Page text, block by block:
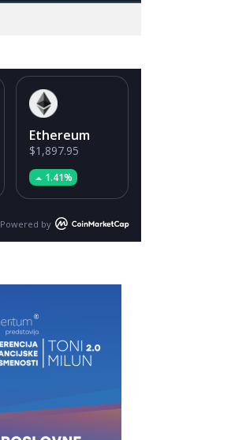
Ethereum
$1,897.95
1.41%
Powered by